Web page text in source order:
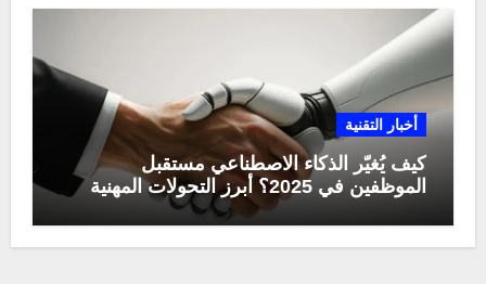
أخبار التقنية
كيف يُغيّر الذكاء الاصطناعي مستقبل
الموظفين في 2025؟ أبرز التحولات المهنية